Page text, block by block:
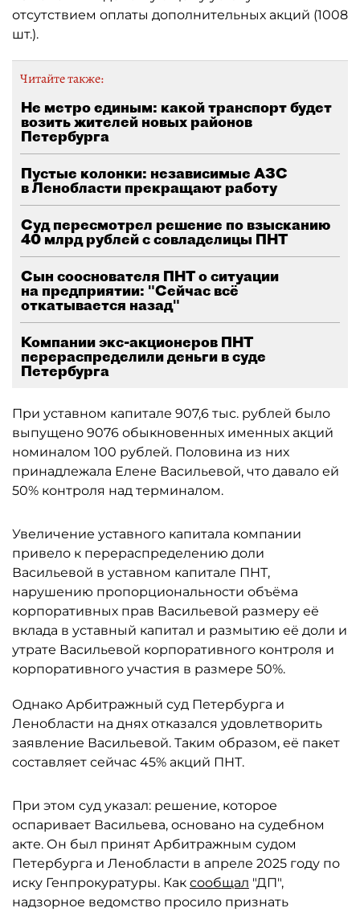
отсутствием оплаты дополнительных акций (1008
шт.).
Читайте также:
Не метро единым: какой транспорт будет
возить жителей новых районов
Петербурга
Пустые колонки: независимые АЗС
в Ленобласти прекращают работу
Суд пересмотрел решение по взысканию
40 млрд рублей с совладелицы ПНТ
Сын сооснователя ПНТ о ситуации
на предприятии: "Сейчас всё
откатывается назад"
Компании экс-акционеров ПНТ
перераспределили деньги в суде
Петербурга
При уставном капитале 907,6 тыс. рублей было
выпущено 9076 обыкновенных именных акций
номиналом 100 рублей. Половина из них
принадлежала Елене Васильевой, что давало ей
50% контроля над терминалом.
Увеличение уставного капитала компании
привело к перераспределению доли
Васильевой в уставном капитале ПНТ,
нарушению пропорциональности объёма
корпоративных прав Васильевой размеру её
вклада в уставный капитал и размытию её доли и
утрате Васильевой корпоративного контроля и
корпоративного участия в размере 50%.
Однако Арбитражный суд Петербурга и
Ленобласти на днях отказался удовлетворить
заявление Васильевой. Таким образом, её пакет
составляет сейчас 45% акций ПНТ.
При этом суд указал: решение, которое
оспаривает Васильева, основано на судебном
акте. Он был принят Арбитражным судом
Петербурга и Ленобласти в апреле 2025 году по
иску Генпрокуратуры. Как сообщал "ДП",
надзорное ведомство просило признать